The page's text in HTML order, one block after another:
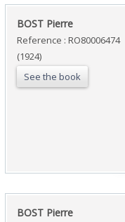
‎BOST Pierre‎
Reference : RO80006474
(1924)
See the book
‎BOST Pierre‎